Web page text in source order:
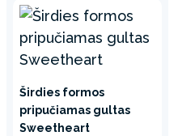
Širdies formos
pripučiamas gultas
Sweetheart